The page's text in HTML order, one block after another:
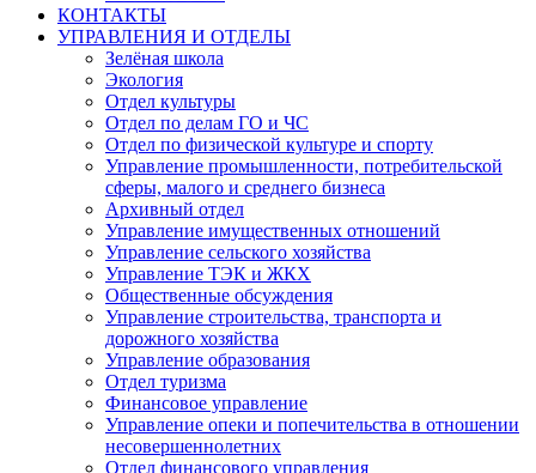
КОНТАКТЫ
УПРАВЛЕНИЯ И ОТДЕЛЫ
Зелёная школа
Экология
Отдел культуры
Отдел по делам ГО и ЧС
Отдел по физической культуре и спорту
Управление промышленности, потребительской
сферы, малого и среднего бизнеса
Архивный отдел
Управление имущественных отношений
Управление сельского хозяйства
Управление ТЭК и ЖКХ
Общественные обсуждения
Управление строительства, транспорта и
дорожного хозяйства
Управление образования
Отдел туризма
Финансовое управление
Управление опеки и попечительства в отношении
несовершеннолетних
Отдел финансового управления